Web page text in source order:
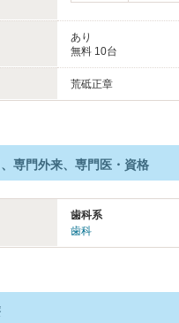
あり
無料 10台
荒砥正章
専門外来、専門医・資格
歯科系
歯科